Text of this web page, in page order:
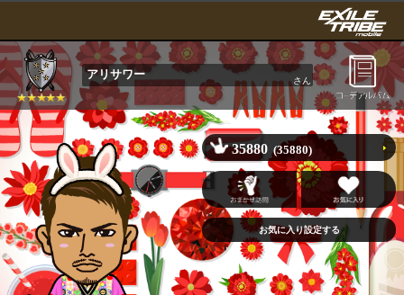
アリサワー さん
35880 (35880)